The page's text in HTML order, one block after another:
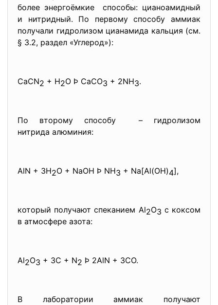
более энергоёмкие способы: цианоамидный
и нитридный. По первому способу аммиак
получали гидролизом цианамида кальция (см.
§ 3.2, раздел «Углерод»):
CaCN2 + H2O Þ CaCO3 + 2NH3.
По второму способу – гидролизом
нитрида алюминия:
AlN + 3H2O + NaOH Þ NH3 + Na[Al(OH)4],
который получают спеканием Al2O3 с коксом
в атмосфере азота:
Al2O3 + 3C + N2 Þ 2AlN + 3CO.
В лаборатории аммиак получают